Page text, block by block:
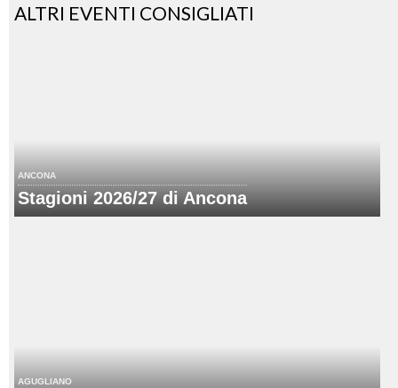
ALTRI EVENTI CONSIGLIATI
ANCONA
Stagioni 2026/27 di Ancona
AGUGLIANO